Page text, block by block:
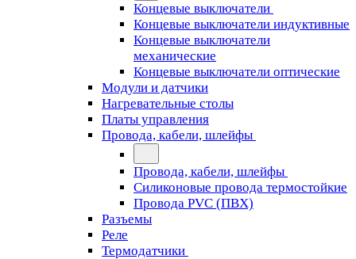
Концевые выключатели
Концевые выключатели индуктивные
Концевые выключатели
механические
Концевые выключатели оптические
Модули и датчики
Нагревательные столы
Платы управления
Провода, кабели, шлейфы
Провода, кабели, шлейфы
Силиконовые провода термостойкие
Провода PVC (ПВХ)
Разъемы
Реле
Термодатчики